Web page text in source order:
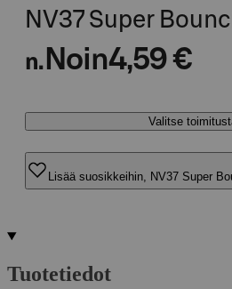
NV37 Super
n. Noin4,59 €
Valitse
Lisää suosikkeihin, NV37 Super
Tuotetiedot